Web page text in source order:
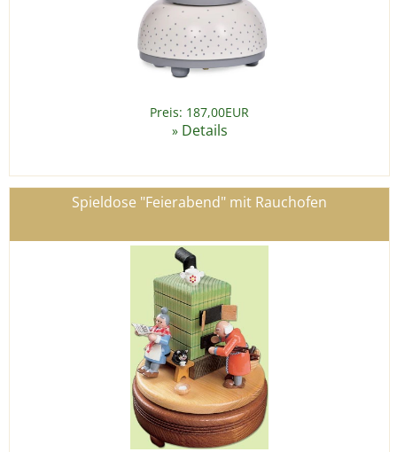
Preis: 187,00EUR
» Details
Spieldose "Feierabend" mit Rauchofen